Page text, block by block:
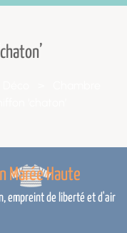
Marée Haute
empreint de liberté et d'air